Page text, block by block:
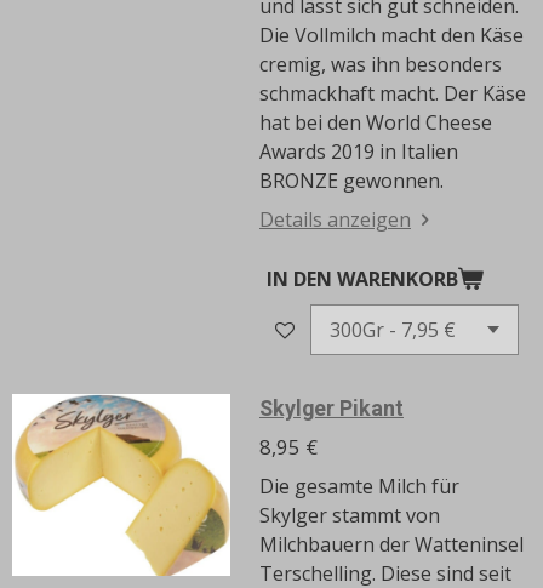
und lässt sich gut schneiden.
Die Vollmilch macht den Käse
cremig, was ihn besonders
schmackhaft macht. Der Käse
hat bei den World Cheese
Awards 2019 in Italien
BRONZE gewonnen.
Details anzeigen
IN DEN WARENKORB
Skylger Pikant
8,95 €
Die gesamte Milch für
Skylger stammt von
Milchbauern der Watteninsel
Terschelling. Diese sind seit